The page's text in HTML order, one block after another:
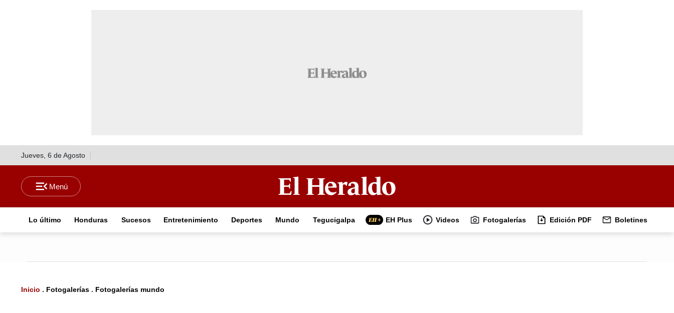
Jueves, 6 de Agosto
Lo último Honduras Sucesos Entretenimiento Deportes Mundo Tegucigalpa EH Plus Videos Fotogalerías Edición PDF Boletines
Inicio . Fotogalerías . Fotogalerías mundo